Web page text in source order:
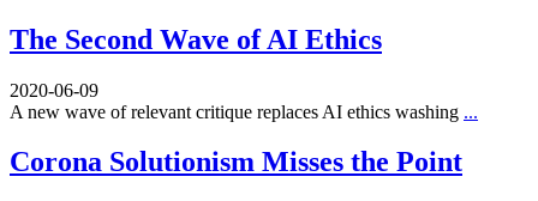
The Second Wave of AI Ethics
2020-06-09
A new wave of relevant critique replaces AI ethics washing ...
Corona Solutionism Misses the Point